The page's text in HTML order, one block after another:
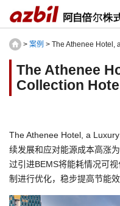
> 案例 > The Athenee Hotel,
The Athenee
Collection
The Athenee Hotel, a
续发展和应对能源成本高涨
过引进BEMS将能耗情况可
制进行优化，稳步提高节能效